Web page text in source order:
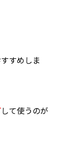
すめしま
して使うのが